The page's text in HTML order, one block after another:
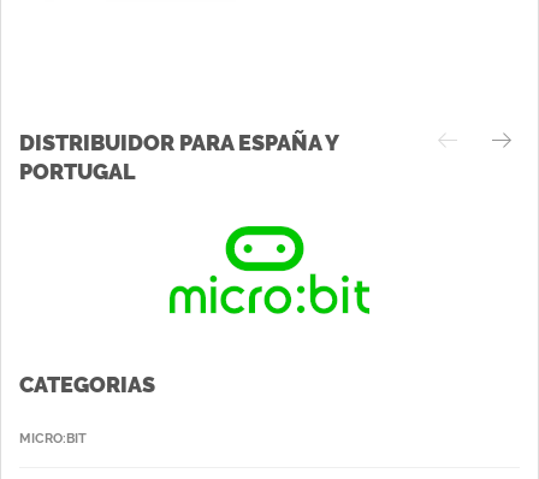
DISTRIBUIDOR PARA ESPAÑA Y
PORTUGAL
CATEGORIAS
MICRO:BIT